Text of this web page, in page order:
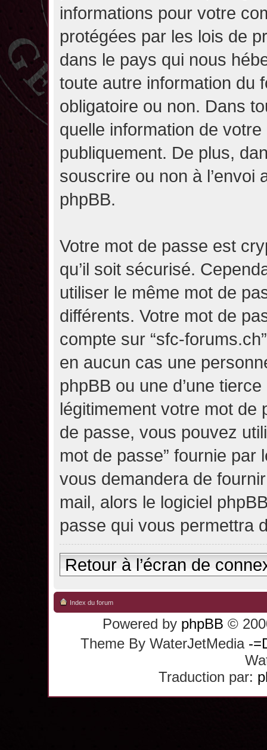
informations pour votre
protégées par les lois de
dans le pays qui nous
toute autre information du
obligatoire ou non. Dans
quelle information de
publiquement. De plus,
souscrire ou non à l’envoi
phpBB.
Votre mot de passe est
qu’il soit sécurisé.
utiliser le même mot de
différents. Votre mot de
compte sur “sfc-
en aucun cas une
phpBB ou une d’une
légitimement votre mot de
de passe, vous pouvez
mot de passe” fournie par
vous demandera de
mail, alors le logiciel
passe qui vous permettra
Retour à l’écran de
Index du forum
Powered by phpBB ©
Theme By WaterJetMedia -
Traduction par: